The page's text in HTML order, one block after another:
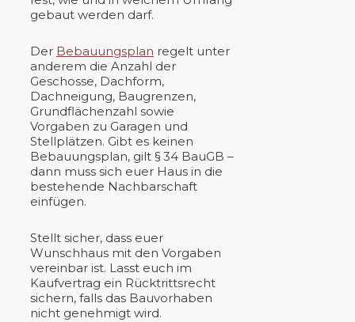
gebaut werden darf.
Der Bebauungsplan regelt unter
anderem die Anzahl der
Geschosse, Dachform,
Dachneigung, Baugrenzen,
Grundflächenzahl sowie
Vorgaben zu Garagen und
Stellplätzen. Gibt es keinen
Bebauungsplan, gilt § 34 BauGB –
dann muss sich euer Haus in die
bestehende Nachbarschaft
einfügen.
Stellt sicher, dass euer
Wunschhaus mit den Vorgaben
vereinbar ist. Lasst euch im
Kaufvertrag ein Rücktrittsrecht
sichern, falls das Bauvorhaben
nicht genehmigt wird.